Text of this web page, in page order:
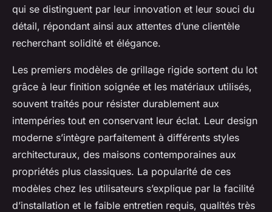
qui se distinguent par leur innovation et leur souci du
détail, répondant ainsi aux attentes d’une clientèle
recherchant solidité et élégance.
Les premiers modèles de grillage rigide sortent du lot
grâce à leur finition soignée et les matériaux utilisés,
souvent traités pour résister durablement aux
intempéries tout en conservant leur éclat. Leur design
moderne s’intègre parfaitement à différents styles
architecturaux, des maisons contemporaines aux
propriétés plus classiques. La popularité de ces
modèles chez les utilisateurs s’explique par la facilité
d’installation et le faible entretien requis, qualités très